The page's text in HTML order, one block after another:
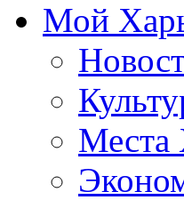
Мой
Места